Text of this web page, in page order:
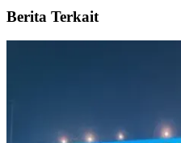
Berita Terkait